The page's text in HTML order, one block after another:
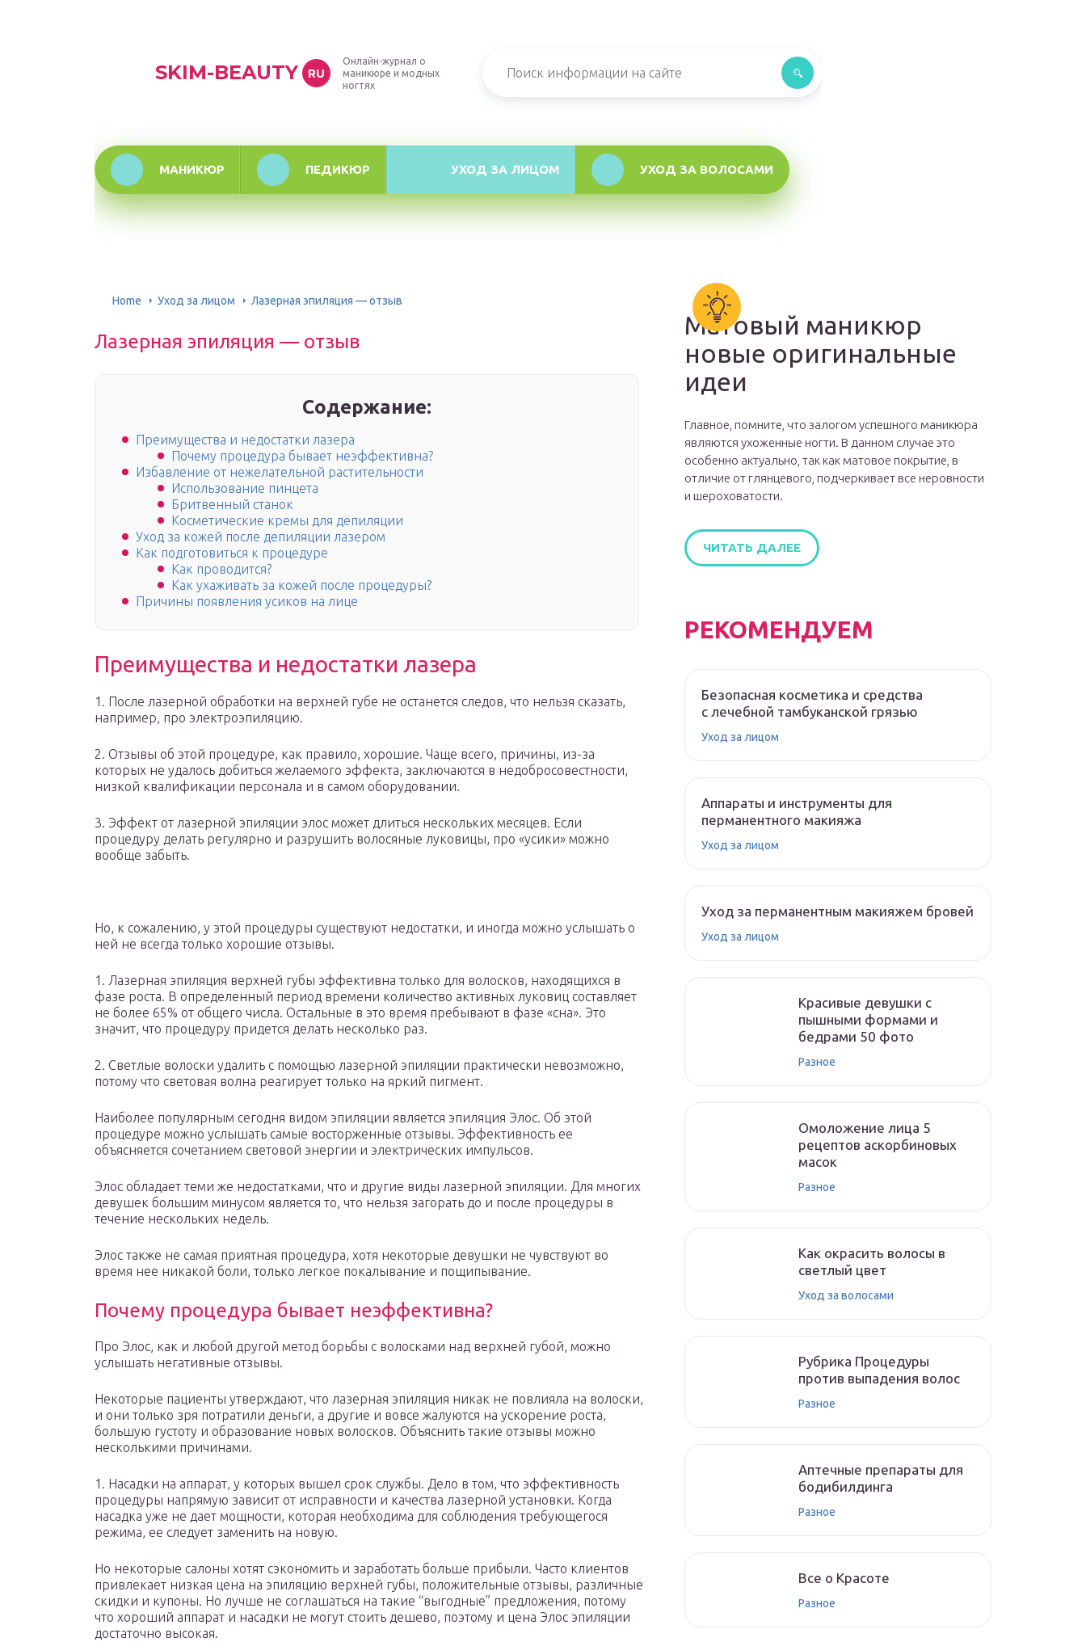
SKIM-BEAUTY RU
Онлайн-журнал о
маникюре и модных
ногтях
МАНИКЮР ПЕДИКЮР УХОД ЗА ЛИЦОМ УХОД ЗА ВОЛОСАМИ
Home Уход за лицом Лазерная эпиляция — отзыв
Лазерная эпиляция — отзыв
Содержание:
Преимущества и недостатки лазера
Почему процедура бывает неэффективна?
Избавление от нежелательной растительности
Использование пинцета
Бритвенный станок
Косметические кремы для депиляции
Уход за кожей после депиляции лазером
Как подготовиться к процедуре
Как проводится?
Как ухаживать за кожей после процедуры?
Причины появления усиков на лице
Преимущества и недостатки лазера
1. После лазерной обработки на верхней губе не останется следов, что нельзя сказать,
например, про электроэпиляцию.
2. Отзывы об этой процедуре, как правило, хорошие. Чаще всего, причины, из-за
которых не удалось добиться желаемого эффекта, заключаются в недобросовестности,
низкой квалификации персонала и в самом оборудовании.
3. Эффект от лазерной эпиляции элос может длиться нескольких месяцев. Если
процедуру делать регулярно и разрушить волосяные луковицы, про «усики» можно
вообще забыть.
Но, к сожалению, у этой процедуры существуют недостатки, и иногда можно услышать о
ней не всегда только хорошие отзывы.
1. Лазерная эпиляция верхней губы эффективна только для волосков, находящихся в
фазе роста. В определенный период времени количество активных луковиц составляет
не более 65% от общего числа. Остальные в это время пребывают в фазе «сна». Это
значит, что процедуру придется делать несколько раз.
2. Светлые волоски удалить с помощью лазерной эпиляции практически невозможно,
потому что световая волна реагирует только на яркий пигмент.
Наиболее популярным сегодня видом эпиляции является эпиляция Элос. Об этой
процедуре можно услышать самые восторженные отзывы. Эффективность ее
объясняется сочетанием световой энергии и электрических импульсов.
Элос обладает теми же недостатками, что и другие виды лазерной эпиляции. Для многих
девушек большим минусом является то, что нельзя загорать до и после процедуры в
течение нескольких недель.
Элос также не самая приятная процедура, хотя некоторые девушки не чувствуют во
время нее никакой боли, только легкое покалывание и пощипывание.
Почему процедура бывает неэффективна?
Про Элос, как и любой другой метод борьбы с волосками над верхней губой, можно
услышать негативные отзывы.
Некоторые пациенты утверждают, что лазерная эпиляция никак не повлияла на волоски,
и они только зря потратили деньги, а другие и вовсе жалуются на ускорение роста,
большую густоту и образование новых волосков. Объяснить такие отзывы можно
несколькими причинами.
1. Насадки на аппарат, у которых вышел срок службы. Дело в том, что эффективность
процедуры напрямую зависит от исправности и качества лазерной установки. Когда
насадка уже не дает мощности, которая необходима для соблюдения требующегося
режима, ее следует заменить на новую.
Но некоторые салоны хотят сэкономить и заработать больше прибыли. Часто клиентов
привлекает низкая цена на эпиляцию верхней губы, положительные отзывы, различные
скидки и купоны. Но лучше не соглашаться на такие “выгодные” предложения, потому
что хороший аппарат и насадки не могут стоить дешево, поэтому и цена Элос эпиляции
достаточно высокая.
Матовый маникюр
новые оригинальные
идеи
Главное, помните, что залогом успешного маникюра
являются ухоженные ногти. В данном случае это
особенно актуально, так как матовое покрытие, в
отличие от глянцевого, подчеркивает все неровности
и шероховатости.
ЧИТАТЬ ДАЛЕЕ
РЕКОМЕНДУЕМ
Безопасная косметика и средства
с лечебной тамбуканской грязью
Уход за лицом
Аппараты и инструменты для
перманентного макияжа
Уход за лицом
Уход за перманентным макияжем бровей
Уход за лицом
Красивые девушки с
пышными формами и
бедрами 50 фото
Разное
Омоложение лица 5
рецептов аскорбиновых
масок
Разное
Как окрасить волосы в
светлый цвет
Уход за волосами
Рубрика Процедуры
против выпадения волос
Разное
Аптечные препараты для
бодибилдинга
Разное
Все о Красоте
Разное